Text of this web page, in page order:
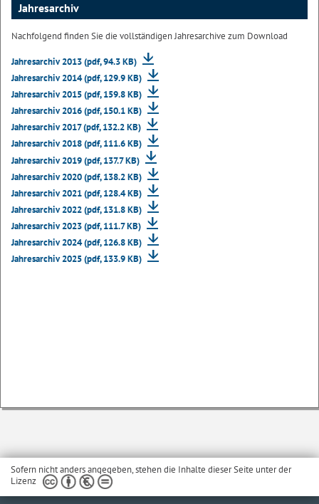
Jahresarchiv
Nachfolgend finden Sie die vollständigen Jahresarchive zum Download
Jahresarchiv 2013 (pdf, 94.3 KB)
Jahresarchiv 2014 (pdf, 129.9 KB)
Jahresarchiv 2015 (pdf, 159.8 KB)
Jahresarchiv 2016 (pdf, 150.1 KB)
Jahresarchiv 2017 (pdf, 132.2 KB)
Jahresarchiv 2018 (pdf, 111.6 KB)
Jahresarchiv 2019 (pdf, 137.7 KB)
Jahresarchiv 2020 (pdf, 138.2 KB)
Jahresarchiv 2021 (pdf, 128.4 KB)
Jahresarchiv 2022 (pdf, 131.8 KB)
Jahresarchiv 2023 (pdf, 111.7 KB)
Jahresarchiv 2024 (pdf, 126.8 KB)
Jahresarchiv 2025 (pdf, 133.9 KB)
Sofern nicht anders angegeben, stehen die Inhalte dieser Seite unter der
Lizenz